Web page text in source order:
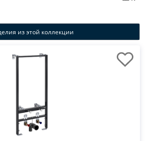
из этой коллекции